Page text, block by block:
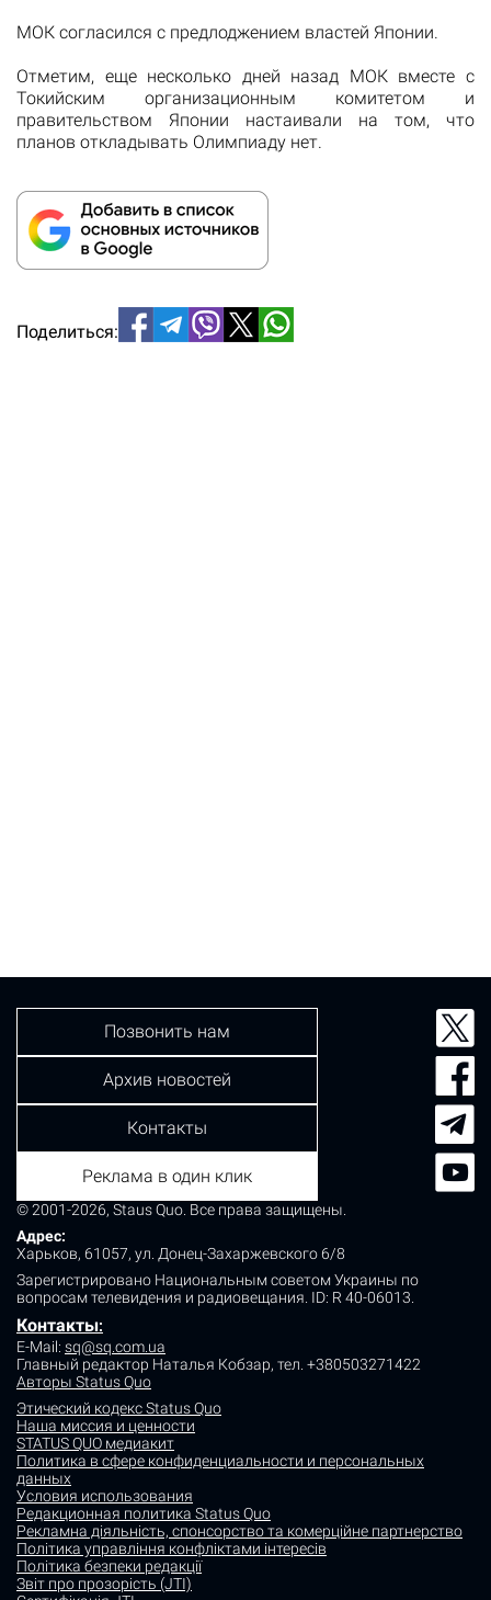
МОК согласился с предлоджением властей Японии.
Отметим, еще несколько дней назад МОК вместе с
Токийским организационным комитетом и
правительством Японии настаивали на том, что
планов откладывать Олимпиаду нет.
Поделиться:
© 2001-2026, Staus Quo. Все права защищены.
Адрес:
Харьков, 61057, ул. Донец-Захаржевского 6/8
Зарегистрировано Национальным советом Украины по
вопросам телевидения и радиовещания. ID: R 40-06013.
Контакты:
E-Mail: sq@sq.com.ua
Главный редактор Наталья Кобзар, тел. +380503271422
Авторы Status Quo
Этический кодекс Status Quo
Наша миссия и ценности
STATUS QUO медиакит
Политика в сфере конфиденциальности и персональных
данных
Условия использования
Редакционная политика Status Quo
Рекламна діяльність, спонсорство та комерційне партнерство
Політика управління конфліктами інтересів
Політика безпеки редакції
Звіт про прозорість (JTI)
Позвонить нам
Архив новостей
Контакты
Реклама в один клик